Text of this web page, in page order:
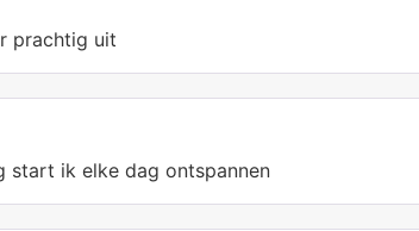
prachtig uit
start ik elke dag ontspannen